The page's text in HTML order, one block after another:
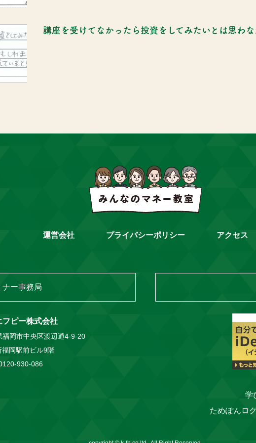
講座を受けてなかったら投資をしてみたいとは思わ
運営会社 プライバシーポリシー アクセス
ナー事務局
フピー株式会社
岡市中央区渡辺通4-9-20
福岡駅前ビル9階
930-086
学
ためぽんロ